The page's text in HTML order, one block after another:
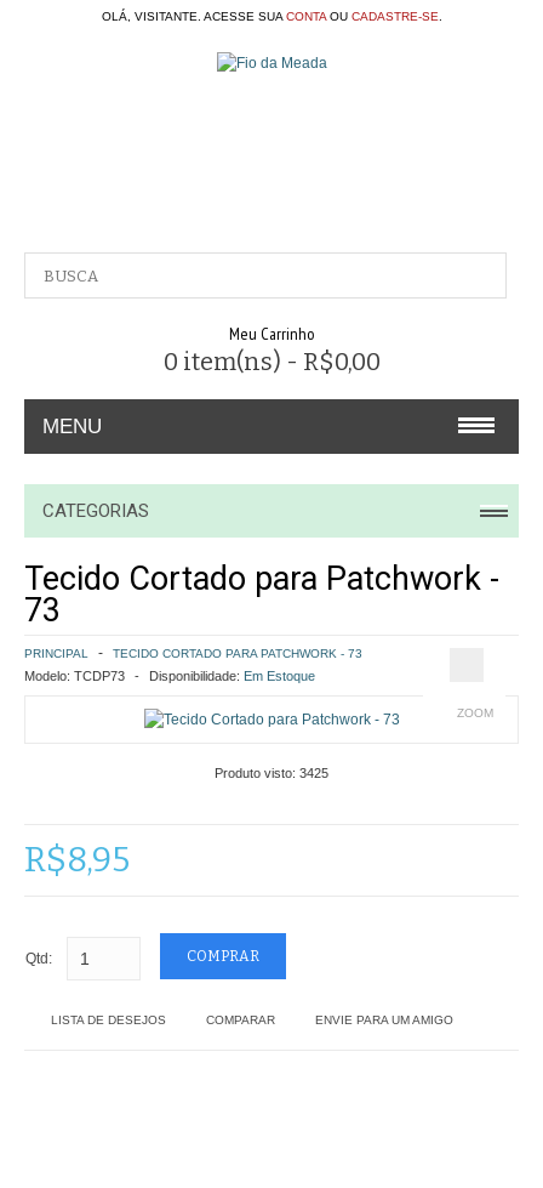
OLÁ, VISITANTE. ACESSE SUA CONTAOU CADASTRE-SE
Meu Carrinho
0 item(ns) - R$0,00
MENU
A EMPRESA
CONTATO
COMO COMPRAR
CATEGORIAS
Tecido Cortado para Patchwork -
73
PRINCIPAL TECIDO CORTADO PARA PATCHWORK - 73
Modelo: TCDP73 Disponibilidade: Em Estoque
ZOOM
Produto visto: 3425
R$8,95
Qtd:
LISTA DE DESEJOS COMPARAR ENVIE PARA UM AMIGO